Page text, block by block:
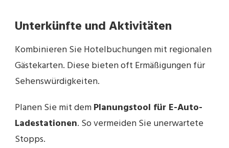
Unterkünfte und Aktivitäten
Kombinieren Sie Hotelbuchungen mit regionalen
Gästekarten. Diese bieten oft Ermäßigungen für
Sehenswürdigkeiten.
Planen Sie mit demPlanungstool für E-Auto-
Ladestationen. So vermeiden Sie unerwartete
Stopps.